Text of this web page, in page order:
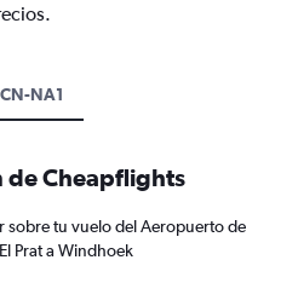
NA1
de Cheapflights
sobre tu vuelo del Aeropuerto de
Prat a Windhoek